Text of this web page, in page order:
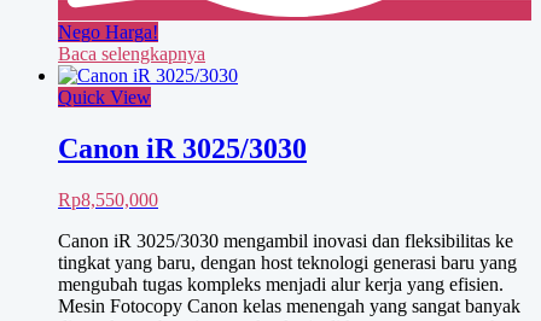
Nego Harga!
Baca selengkapnya
Quick View
Canon iR 3025/3030
Rp8,550,000
Canon iR 3025/3030 mengambil inovasi dan fleksibilitas ke
tingkat yang baru, dengan host teknologi generasi baru yang
mengubah tugas kompleks menjadi alur kerja yang efisien.
Mesin Fotocopy Canon kelas menengah yang sangat banyak